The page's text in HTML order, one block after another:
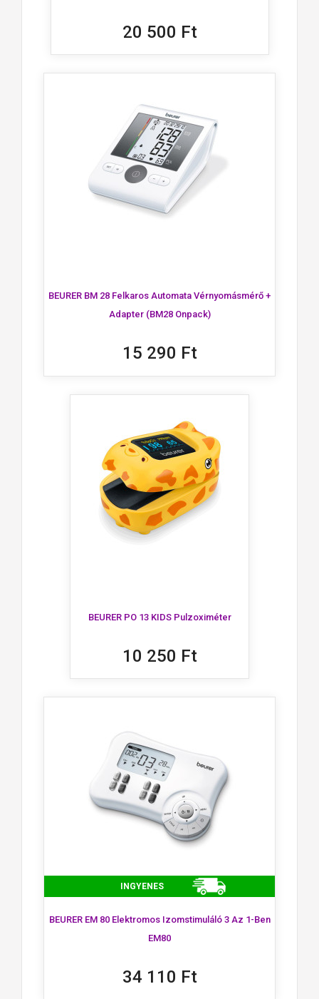
Hozzáadás a kívánságlistához
Kívánságlista létrehozása
Bejelentkezés
20 500 Ft
BEURER BM 28 Felkaros Automata Vérnyomásmérő +
Adapter (BM28 Onpack)
15 290 Ft
BEURER PO 13 KIDS Pulzoximéter
10 250 Ft
INGYENES
BEURER EM 80 Elektromos Izomstimuláló 3 Az 1-Ben
EM80
34 110 Ft